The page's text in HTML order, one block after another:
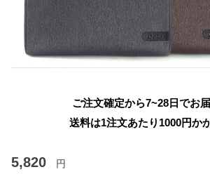
ご注文確定から7~28日でお
送料は1注文あたり 1000円か
5,820 円